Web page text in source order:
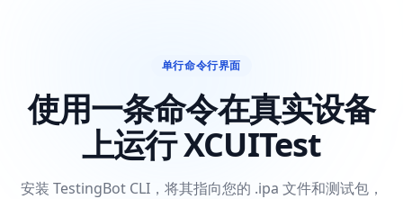
单行命令行界面
使用一条命令在真实设备
上运行 XCUITest
安装 TestingBot CLI，将其指向您的 .ipa 文件和测试包，